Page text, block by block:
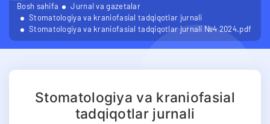
Bosh sahifa
Jurnal va gazetalar
Stomatologiya va kraniofasial tadqiqotlar jurnali
Stomatologiya va kraniofasial tadqiqotlar jurnali №4 2024.pdf
Stomatologiya va kraniofasial
tadqiqotlar jurnali